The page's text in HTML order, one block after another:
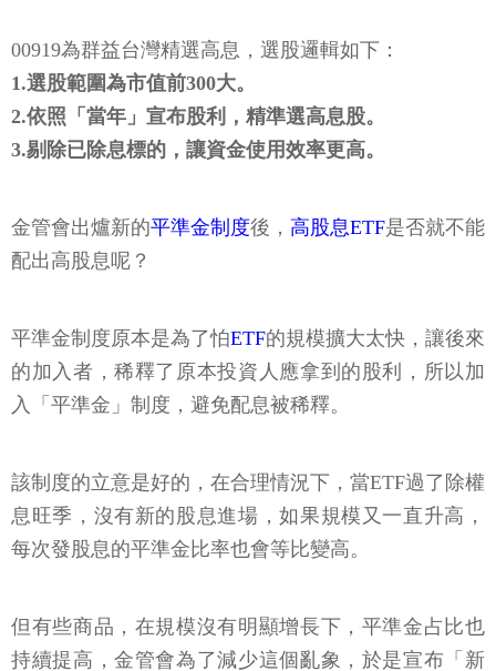
00919為群益台灣精選高息，選股邏輯如下：
1.選股範圍為市值前300大。
2.依照「當年」宣布股利，精準選高息股。
3.剔除已除息標的，讓資金使用效率更高。
金管會出爐新的平準金制度後， 高股息ETF是否就不能
配出高股息呢？
平準金制度原本是為了怕ETF的規模擴大太快，讓後來
的加入者，稀釋了原本投資人應拿到的股利，所以加
入「平準金」制度，避免配息被稀釋。
該制度的立意是好的，在合理情況下，當ETF過了除權
息旺季，沒有新的股息進場，如果規模又一直升高，
每次發股息的平準金比率也會等比變高。
但有些商品，在規模沒有明顯增長下，平準金占比也
持續提高，金管會為了減少這個亂象，於是宣布「新